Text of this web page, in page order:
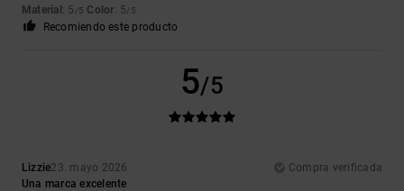
Material: 5 /5 Color: 5/5
Recomiendo este producto
5/5
Lizzie23. mayo 2026
Compra verificada
Una marca excelente